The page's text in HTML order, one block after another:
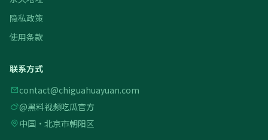
隐私政策
使用条款
联系方式
contact@chiguahuayuan.com
@黑料视频吃瓜官方
中国·北京市朝阳区